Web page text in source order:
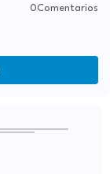
0Comentarios